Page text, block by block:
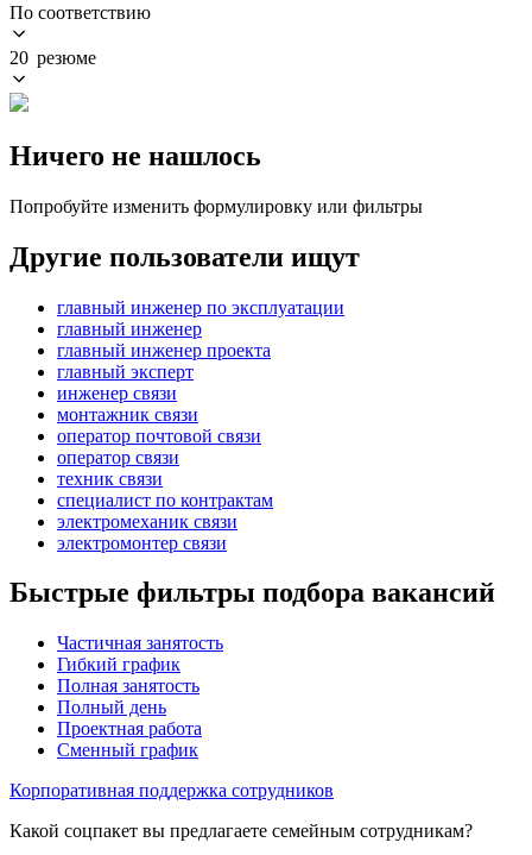
По соответствию
20 резюме
Ничего не нашлось
Попробуйте изменить формулировку или фильтры
Другие пользователи ищут
главный инженер по эксплуатации
главный инженер
главный инженер проекта
главный эксперт
инженер связи
монтажник связи
оператор почтовой связи
оператор связи
техник связи
специалист по контрактам
электромеханик связи
электромонтер связи
Быстрые фильтры подбора вакансий
Частичная занятость
Гибкий график
Полная занятость
Полный день
Проектная работа
Сменный график
Корпоративная поддержка сотрудников
Какой соцпакет вы предлагаете семейным сотрудникам?